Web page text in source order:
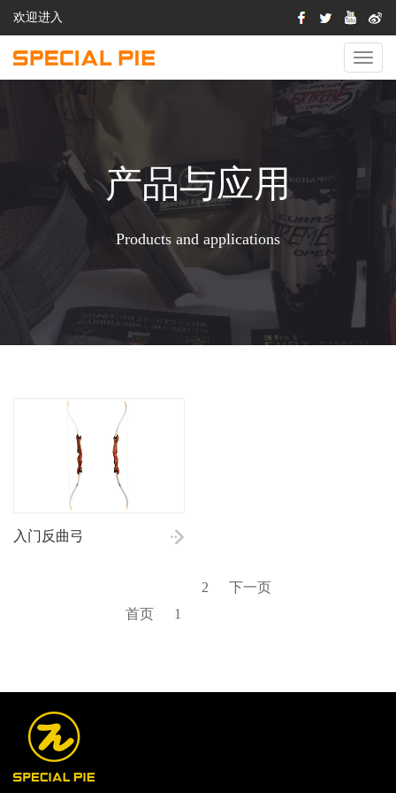
欢迎进入
切
换
产品与应用
Products and applications
入门反曲弓
首页 1
2 下一页